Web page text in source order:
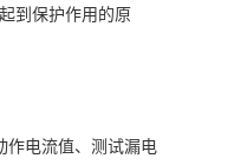
到保护作用的原
电流值、测试漏电